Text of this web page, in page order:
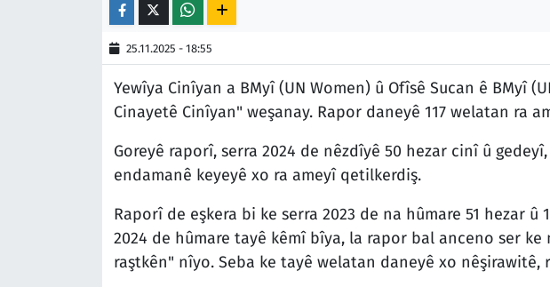
25.11.2025 - 18:55
Yewîya Cinîyan a BMyî (UN Women) û Ofîsê Sucan ê BMyî
Cinayetê Cinîyan" weşanay. Rapor daneyê 117 welatan ra
Goreyê raporî, serra 2024 de nêzdîyê 50 hezar cinî û
endamanê keyeyê xo ra ameyî qetilkerdiş.
Raporî de eşkera bi ke serra 2023 de na hûmare 51 hezar û
2024 de hûmare tayê kêmî bîya, la rapor bal anceno ser ke
raştkên" nîyo. Seba ke tayê welatan daneyê xo nêşirawitê,